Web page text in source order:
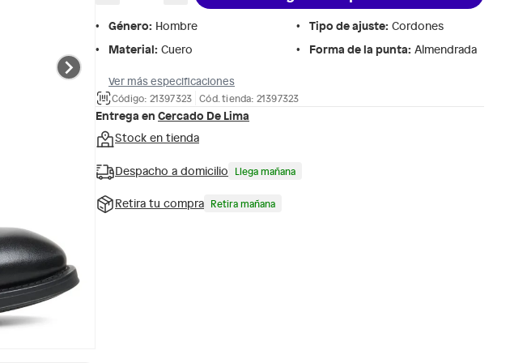
Género: Hombre Tipo de ajuste: Cordones
Material: Cuero Forma de la punta: Almendrada
Ver más especificaciones
Código: 21397323 Cód. tienda: 21397323
Entrega en Cercado De Lima
Stock en tienda
Despacho a domicilio Llega mañana
Retira tu compra Retira mañana